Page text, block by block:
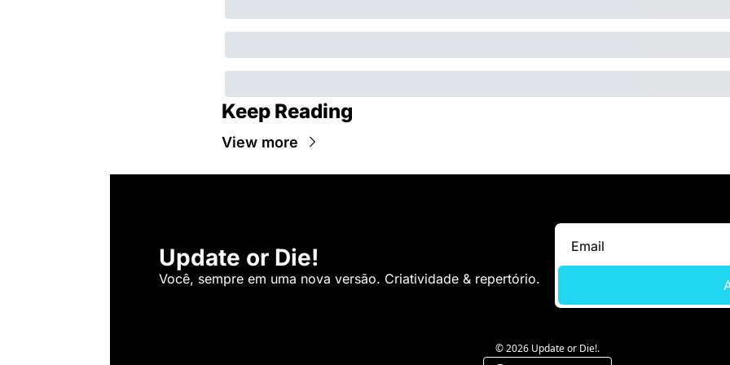
Keep Reading
View more
Update or Die!
Você, sempre em uma nova versão. Criatividade & repertório.
© 2026 Update or Die!.